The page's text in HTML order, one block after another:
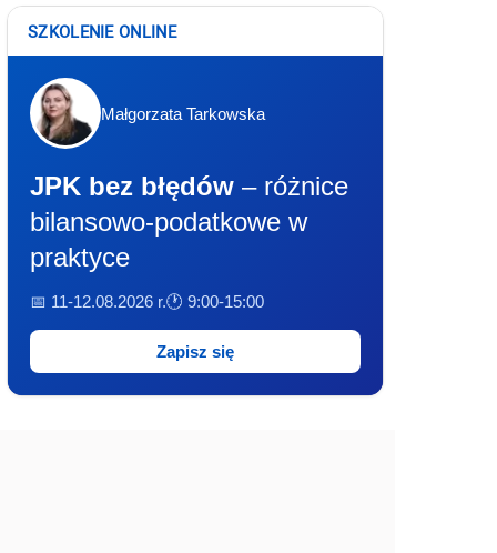
SZKOLENIE ONLINE
Małgorzata Tarkowska
JPK bez błędów – różnice
bilansowo-podatkowe w
praktyce
📅 11-12.08.2026 r.🕐 9:00-15:00
Zapisz się